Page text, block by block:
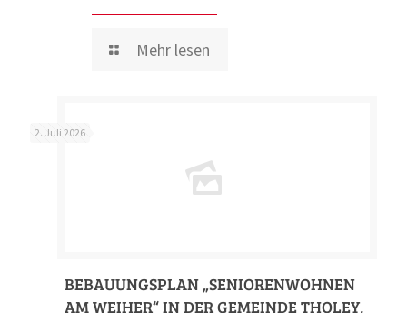
Mehr lesen
2. Juli 2026
BEBAUUNGSPLAN „SENIORENWOHNEN
AM WEIHER“ IN DER GEMEINDE THOLEY,